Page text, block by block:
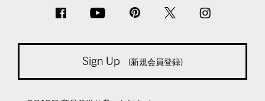
Sign Up (新規会員登録)